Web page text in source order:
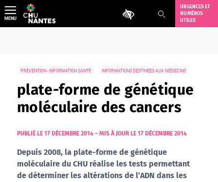
Aller
au
contenu
Outils d'accessibilité
URGENCES ET
NUMÉROS
UTILES
MENU
PRÉVENTION - INFORMATION SANTÉ INFORMATIONS DESTINÉES AUX MÉDECINS
plate-forme de génétique
moléculaire des cancers
PUBLIÉ LE 17 DÉCEMBRE 2014 – MIS À JOUR LE 17 DÉCEMBRE 2014
Depuis 2008, la plate-forme de génétique
moléculaire du CHU réalise les tests permettant
de déterminer les altérations de l’ADN dans les